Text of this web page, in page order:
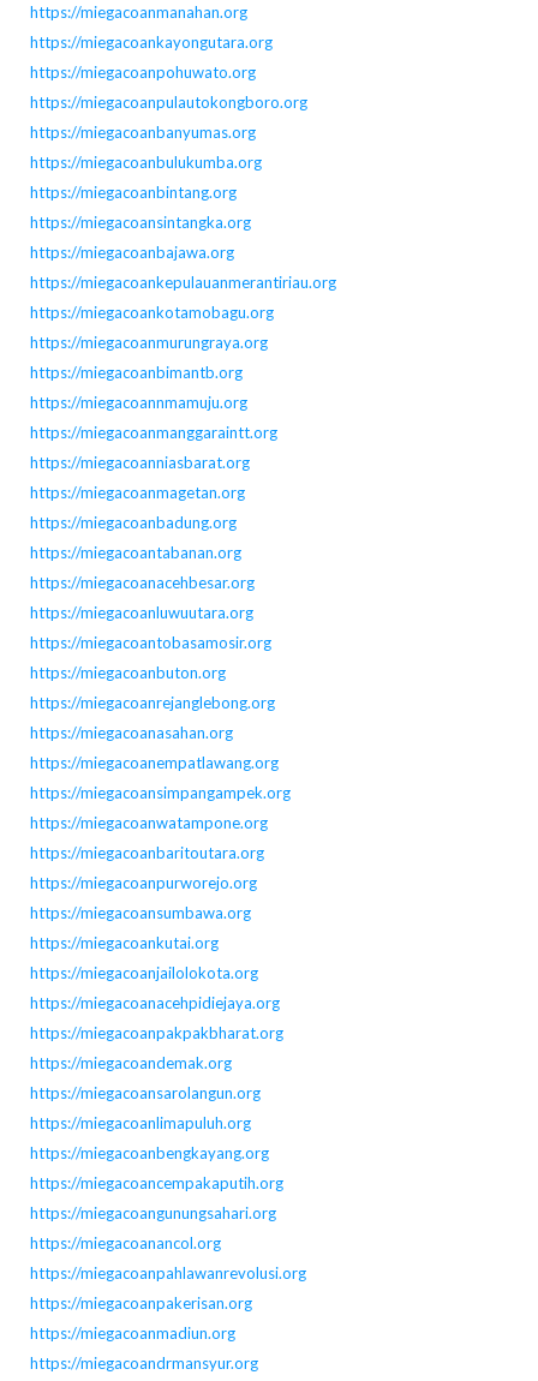
https://miegacoanmanahan.org
https://miegacoankayongutara.org
https://miegacoanpohuwato.org
https://miegacoanpulautokongboro.org
https://miegacoanbanyumas.org
https://miegacoanbulukumba.org
https://miegacoanbintang.org
https://miegacoansintangka.org
https://miegacoanbajawa.org
https://miegacoankepulauanmerantiriau.org
https://miegacoankotamobagu.org
https://miegacoanmurungraya.org
https://miegacoanbimantb.org
https://miegacoannmamuju.org
https://miegacoanmanggaraintt.org
https://miegacoanniasbarat.org
https://miegacoanmagetan.org
https://miegacoanbadung.org
https://miegacoantabanan.org
https://miegacoanacehbesar.org
https://miegacoanluwuutara.org
https://miegacoantobasamosir.org
https://miegacoanbuton.org
https://miegacoanrejanglebong.org
https://miegacoanasahan.org
https://miegacoanempatlawang.org
https://miegacoansimpangampek.org
https://miegacoanwatampone.org
https://miegacoanbaritoutara.org
https://miegacoanpurworejo.org
https://miegacoansumbawa.org
https://miegacoankutai.org
https://miegacoanjailolokota.org
https://miegacoanacehpidiejaya.org
https://miegacoanpakpakbharat.org
https://miegacoandemak.org
https://miegacoansarolangun.org
https://miegacoanlimapuluh.org
https://miegacoanbengkayang.org
https://miegacoancempakaputih.org
https://miegacoangunungsahari.org
https://miegacoanancol.org
https://miegacoanpahlawanrevolusi.org
https://miegacoanpakerisan.org
https://miegacoanmadiun.org
https://miegacoandrmansyur.org